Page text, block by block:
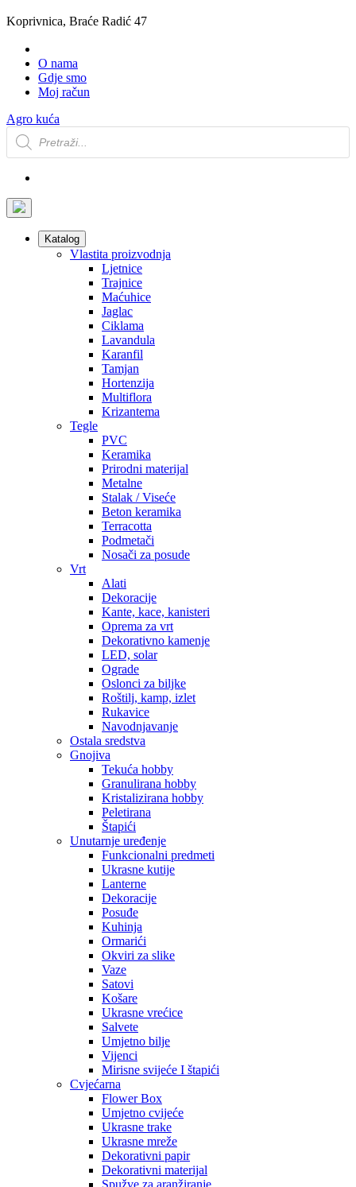
Koprivnica, Braće Radić 47
O nama
Gdje smo
Moj račun
Agro kuća
Products
search
Katalog
Vlastita proizvodnja
Ljetnice
Trajnice
Maćuhice
Jaglac
Ciklama
Lavandula
Karanfil
Tamjan
Hortenzija
Multiflora
Krizantema
Tegle
PVC
Keramika
Prirodni materijal
Metalne
Stalak / Viseće
Beton keramika
Terracotta
Podmetači
Nosači za posude
Vrt
Alati
Dekoracije
Kante, kace, kanisteri
Oprema za vrt
Dekorativno kamenje
LED, solar
Ograde
Oslonci za biljke
Roštilj, kamp, izlet
Rukavice
Navodnjavanje
Ostala sredstva
Gnojiva
Tekuća hobby
Granulirana hobby
Kristalizirana hobby
Peletirana
Štapići
Unutarnje uređenje
Funkcionalni predmeti
Ukrasne kutije
Lanterne
Dekoracije
Posuđe
Kuhinja
Ormarići
Okviri za slike
Vaze
Satovi
Košare
Ukrasne vrećice
Salvete
Umjetno bilje
Vijenci
Mirisne svijeće I štapići
Cvjećarna
Flower Box
Umjetno cvijeće
Ukrasne trake
Ukrasne mreže
Dekorativni papir
Dekorativni materijal
Spužve za aranžiranje